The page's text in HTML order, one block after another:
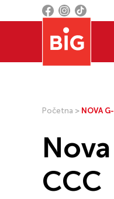
Početna > NOVA
CCC